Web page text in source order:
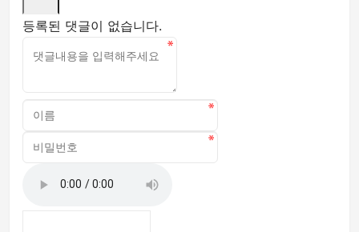
등록된 댓글이 없습니다.